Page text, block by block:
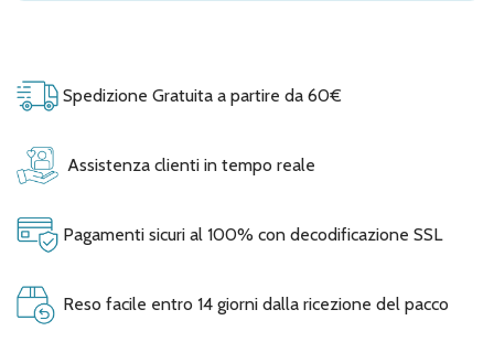
Spedizione Gratuita a partire da 60€
Assistenza clienti in tempo reale
Pagamenti sicuri al 100% con decodificazione SSL
Reso facile entro 14 giorni dalla ricezione del pacco